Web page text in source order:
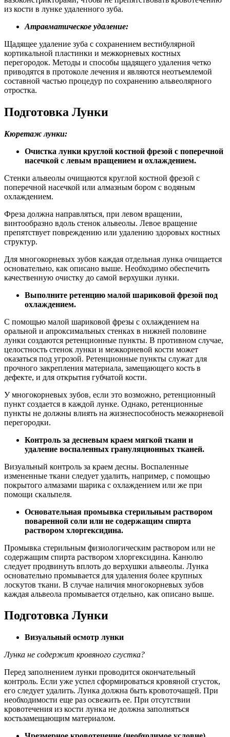
из кости в лунке удаленного зуба.
Атравматическое удаление:
Щадящее удаление зуба с сохранением вестибулярной
кортикальной пластинки и межкорневых костных
перегородок. Методы и способы щадящего удаления четко
приводятся в протоколе лечения и являются неотъемлемой
составной частью процедур по сохранению альвеолярного
отростка.
Подготовка Лунки
Кюретаж лунки:
Очистка лунки круглой костной фрезой с поперечной
насечкой с левым вращением и охлаждением.
Стенки альвеолы очищаются круглой костной фрезой с
поперечной насечкой или алмазным бором с водяным
охлаждением.
Фреза должна направляться, при левом вращении,
винтообразно вдоль стенок альвеолы. Левое вращение
препятствует повреждению или удалению здоровых костных
структур.
Для многокорневых зубов каждая отдельная лунка очищается
основательно, как описано выше. Необходимо обеспечить
качественную очистку до самой верхушки лунки.
Выполните ретенцию малой шариковой фрезой под
охлаждением.
С помощью малой шариковой фрезы с охлаждением на
оральной и апроксимальных стенках в нижней половине
лунки создаются ретенционные пункты. В противном случае,
целостность стенок лунки и межкорневой кости может
оказаться под угрозой. Ретенционные пункты служат для
прочного закрепления материала, замещающего кость в
дефекте, и для открытия губчатой кости.
У многокорневых зубов, если это возможно, ретенционный
пункт создается в каждой лунке. Однако, ретенционные
пункты не должны влиять на жизнеспособность межкорневой
перегородки.
Контроль за десневым краем мягкой ткани и
удаление воспаленных грануляционных тканей.
Визуальный контроль за краем десны. Воспаленные
измененные ткани следует удалить, например, с помощью
покрытого алмазами шарика с охлаждением или же при
помощи скальпеля.
Основательная промывка стерильным раствором
поваренной соли или не содержащим спирта
раствором хлоргексидина.
Промывка стерильным физиологическим раствором или не
содержащим спирта раствором хлоргексидина. Канюлю
следует продвинуть вплоть до верхушки альвеолы. Лунка
основательно промывается для удаления более крупных
лоскутов ткани. В случае наличия многокорневых зубов
каждая альвеола промывается отдельно, как описано выше.
Подготовка Лунки
Визуальный осмотр лунки
Лунка не содержит кровяного сгустка?
Перед заполнением лунки проводится окончательный
контроль. Если уже успел сформироваться кровяной сгусток,
его следует удалить. Лунка должна быть кровоточащей. При
необходимости еще раз освежить ее. При отсутствии
кровотечения из кости лунка не должна заполняться
костьзамещающим материалом.